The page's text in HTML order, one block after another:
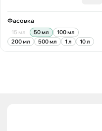
Фасовка
15 мл 50 мл
100 мл
200 мл
500 мл 1 л 10 л